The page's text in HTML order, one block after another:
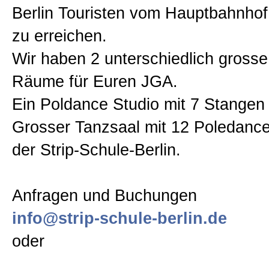
Berlin Touristen vom
zu erreichen.
Wir haben 2 unterschiedlich
Räume für Euren JGA.
Ein Poldance Studio mit 7
Grosser Tanzsaal mit 12
der Strip-Schule-Berlin.
Anfragen und Buchungen
info@strip-schule-berlin.de
oder